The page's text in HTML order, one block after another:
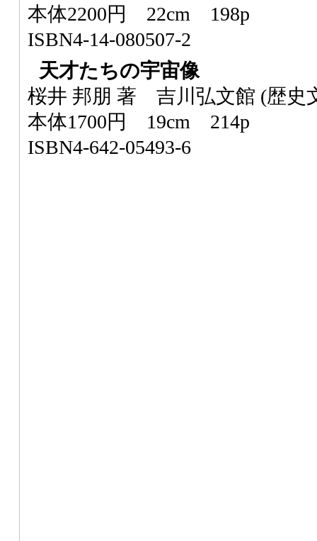
本体2200円 22cm 198p
ISBN4-14-080507-2
天才たちの宇宙像
桜井 邦朋 著 吉川弘文館 (歴史
本体1700円 19cm 214p
ISBN4-642-05493-6